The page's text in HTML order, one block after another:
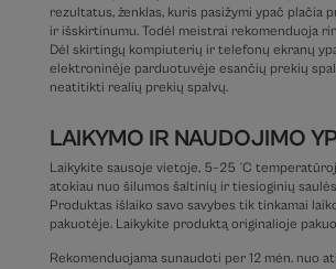
rezultatus, ženklas, kuris pasižymi ypač plačia
ir išskirtinumu. Todėl meistrai rekomenduoja
Dėl skirtingų kompiuterių ir telefonų ekranų
elektroninėje parduotuvėje esančių prekių
neatitikti realių prekių spalvų.
LAIKYMO IR NAUDOJIMO
Laikykite sausoje vietoje, 5–25 °C
atokiau nuo šilumos šaltinių ir tiesioginių
Produktas išlaiko savo savybes tik tinkamai
pakuotėje. Laikykite produktą originalioje
Rekomenduojama sunaudoti per 12 mėn. nuo